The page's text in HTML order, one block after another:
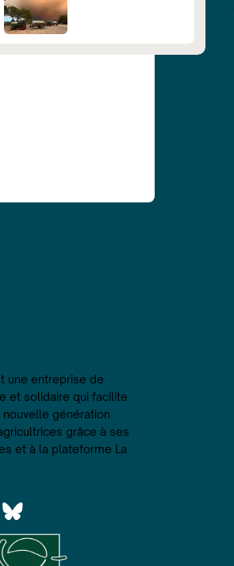
une entreprise de
et solidaire qui facilite
nouvelle génération
grâce à ses
et à la plateforme La